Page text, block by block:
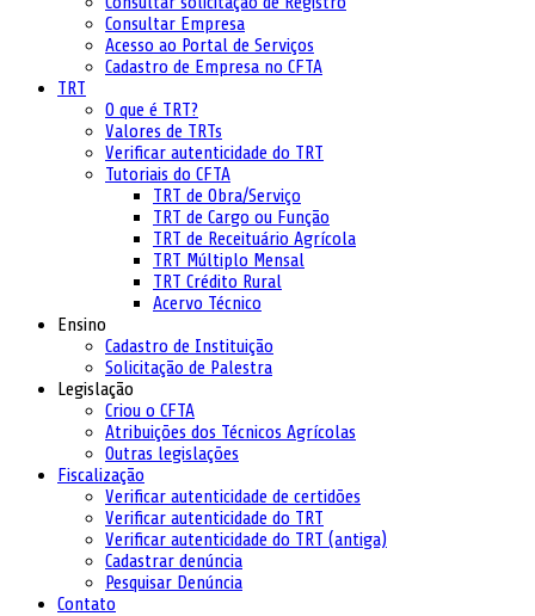
Consultar Empresa
Acesso ao Portal de Serviços
Cadastro de Empresa no CFTA
TRT
O que é TRT?
Valores de TRTs
Verificar autenticidade do TRT
Tutoriais do CFTA
TRT de Obra/Serviço
TRT de Cargo ou Função
TRT de Receituário Agrícola
TRT Múltiplo Mensal
TRT Crédito Rural
Acervo Técnico
Ensino
Cadastro de Instituição
Solicitação de Palestra
Legislação
Criou o CFTA
Atribuições dos Técnicos Agrícolas
Outras legislações
Fiscalização
Verificar autenticidade de certidões
Verificar autenticidade do TRT
Verificar autenticidade do TRT (antiga)
Cadastrar denúncia
Pesquisar Denúncia
Contato